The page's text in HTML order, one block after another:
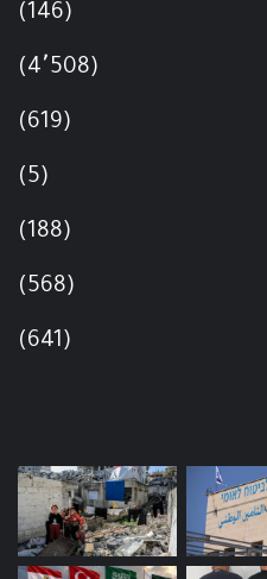
(146)
(4٬508)
(619)
(5)
(188)
(568)
(641)